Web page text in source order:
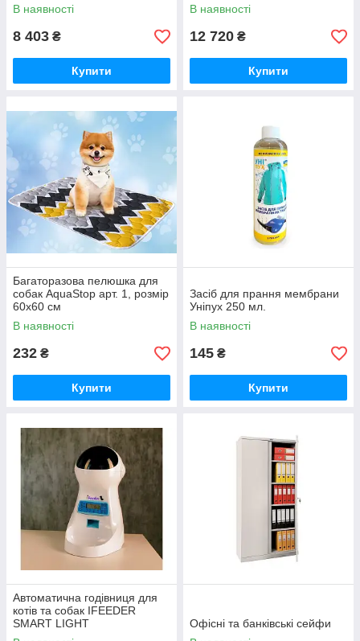
В наявності
8 403 ₴
Купити
В наявності
12 720 ₴
Купити
Багаторазова пелюшка для
собак AquaStop арт. 1, розмір
60х60 см
В наявності
232 ₴
Купити
Засіб для прання мембрани
Уніпух 250 мл.
В наявності
145 ₴
Купити
Автоматична годівниця для
котів та собак IFEEDER
SMART LIGHT
Офісні та банківські сейфи